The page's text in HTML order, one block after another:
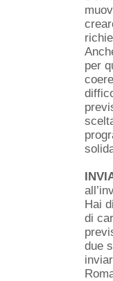
per
Hai
di
due